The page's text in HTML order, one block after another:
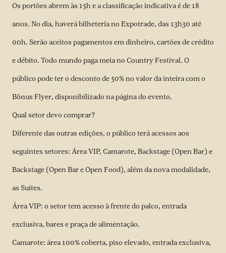
Os portões abrem às 15h e a classificação indicativa é de 18
anos. No dia, haverá bilheteria no Expotrade, das 13h30 até
00h. Serão aceitos pagamentos em dinheiro, cartões de crédito
e débito. Todo mundo paga meia no Country Festival. O
público pode ter o desconto de 50% no valor da inteira com o
Bônus Flyer, disponibilizado na página do evento.
Qual setor devo comprar?
Diferente das outras edições, o público terá acessos aos
seguintes setores: Área VIP, Camarote, Backstage (Open Bar) e
Backstage (Open Bar e Open Food), além da nova modalidade,
as Suítes.
Área VIP: o setor tem acesso à frente do palco, entrada
exclusiva, bares e praça de alimentação.
Camarote: área 100% coberta, piso elevado, entrada exclusiva,